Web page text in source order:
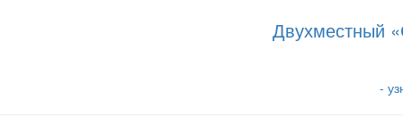
Двухместный
-